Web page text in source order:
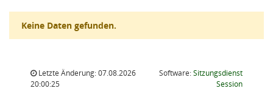
Keine Daten gefunden.
Letzte Änderung: 07.08.2026
20:00:25
Software:Sitzungsdienst
Session(Wird in